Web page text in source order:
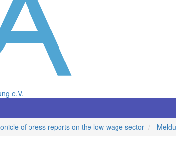
e.V.
of press reports on the low-wage sector